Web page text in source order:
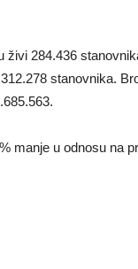
284.436
stanovnika.
manje u odnosu na